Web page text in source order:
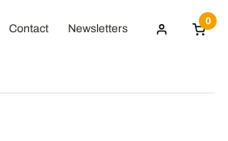
Contact Newsletters
0